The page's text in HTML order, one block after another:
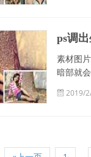
ps调
素材图
暗部就
2019/